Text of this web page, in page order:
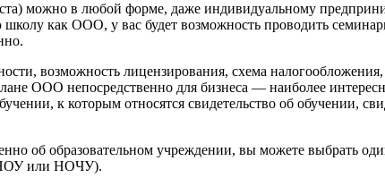
можно в любой форме, даже индивидуальному
как ООО, у вас будет возможность проводить
возможность лицензирования, схема
ООО непосредственно для бизнеса — наиболее
к которым относятся свидетельство об обучении,
об образовательном учреждении, вы можете выбрать
(НОУ или НОЧУ).